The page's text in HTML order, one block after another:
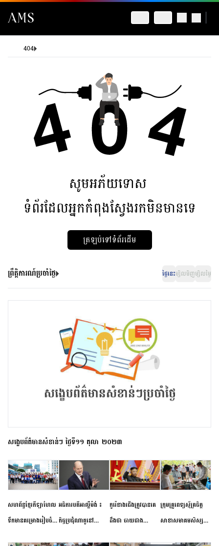
404
សូមអភ័យទោស
ទំព័រដែលអ្នកកំពុងស្វែងរកមិនមានទេ
ត្រឡប់ទៅទំព័រដើម
ព្រឹត្តិការណ៍ប្រចាំថ្ងៃ ថ្ងៃនេះម្សិលមិញម្សិលម្ងៃ
សង្ខេបព័ត៌មានសំខាន់ៗ ថ្ងៃទី១១ តុលា ២០២៣
សហព័ន្ធខ្មែរកីឡាហែល
ទឹកមានគម្រោងរៀបចំ
អធិការបតីអាល្លឺម៉ង់ ៖
កិច្ចប្រជុំណាតូនៅ
កូរ៉េខាងជើងត្រូវបានគេ
ដឹងថា ចាយជាង
ក្រុមគ្រូពេទ្យស្ម័គ្រចិត្ត
សាខាសមាគមសិស្ស